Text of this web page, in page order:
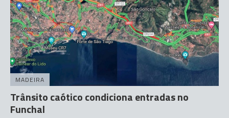
MADEIRA
Trânsito caótico condiciona entradas no
Funchal